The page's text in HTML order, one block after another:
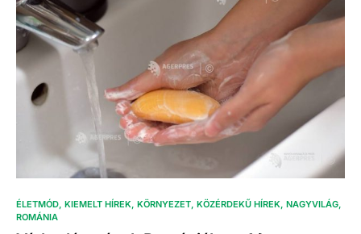
ÉLETMÓD KIEMELT HÍREK KÖRNYEZET KÖZÉRDEKŰ HÍREK NAGYVILÁG
ROMÁNIA